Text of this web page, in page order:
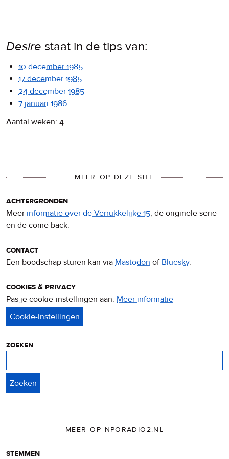
Desire staat in de tips van:
10 december 1985
17 december 1985
24 december 1985
7 januari 1986
Aantal weken: 4
MEER OP DEZE SITE
achtergronden
Meer informatie over de Verrukkelijke 15, de originele serie
en de come back.
contact
Een boodschap sturen kan via Mastodon ofBluesky.
cookies & privacy
Pas je cookie-instellingen aan. Meer informatie
zoeken
MEER OP NPORADIO2.NL
stemmen